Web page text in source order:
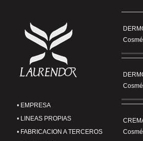
• EMPRESA
• LINEAS PROPIAS
• FABRICACION A TERCEROS